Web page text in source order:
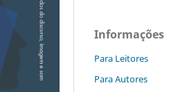
Informações
Para Leitores
Para Autores